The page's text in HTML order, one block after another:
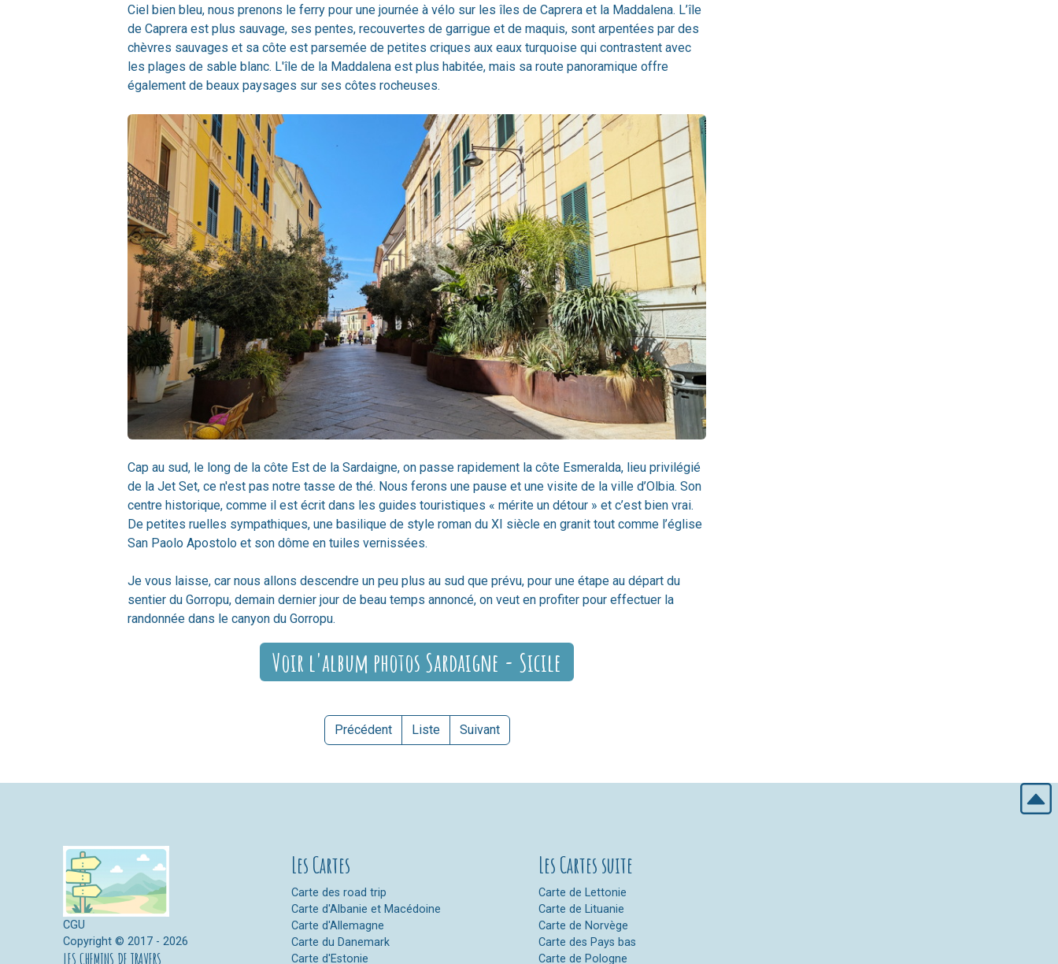
Ciel bien bleu, nous prenons le ferry pour une journée à vélo sur les îles de Caprera et la Maddalena. L’île
de Caprera est plus sauvage, ses pentes, recouvertes de garrigue et de maquis, sont arpentées par des
chèvres sauvages et sa côte est parsemée de petites criques aux eaux turquoise qui contrastent avec
les plages de sable blanc. L'île de la Maddalena est plus habitée, mais sa route panoramique offre
également de beaux paysages sur ses côtes rocheuses.
Cap au sud, le long de la côte Est de la Sardaigne, on passe rapidement la côte Esmeralda, lieu privilégié
de la Jet Set, ce n'est pas notre tasse de thé. Nous ferons une pause et une visite de la ville d’Olbia. Son
centre historique, comme il est écrit dans les guides touristiques « mérite un détour » et c’est bien vrai.
De petites ruelles sympathiques, une basilique de style roman du XI siècle en granit tout comme l’église
San Paolo Apostolo et son dôme en tuiles vernissées.
Je vous laisse, car nous allons descendre un peu plus au sud que prévu, pour une étape au départ du
sentier du Gorropu, demain dernier jour de beau temps annoncé, on veut en profiter pour effectuer la
randonnée dans le canyon du Gorropu.
Voir l'album photos Sardaigne - Sicile
Précédent Liste Suivant
CGU
Copyright © 2017 - 2026
LES CHEMINS DE TRAVERS
Les Cartes
Carte des road trip
Carte d'Albanie et Macédoine
Carte d'Allemagne
Carte du Danemark
Carte d'Estonie
Les Cartes suite
Carte de Lettonie
Carte de Lituanie
Carte de Norvège
Carte des Pays bas
Carte de Pologne